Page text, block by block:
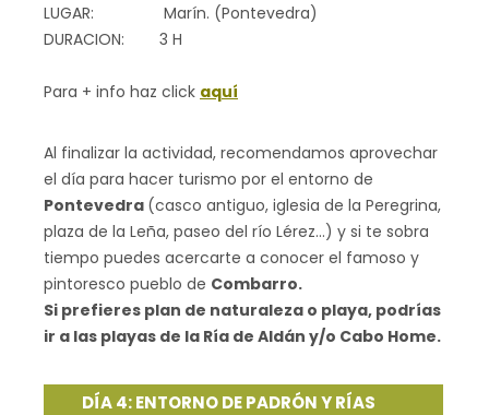
LUGAR: Marín. (Pontevedra)
DURACION: 3 H
Para + info haz click aquí
Al finalizar la actividad, recomendamos aprovechar
el día para hacer turismo por el entorno de
Pontevedra (casco antiguo, iglesia de la Peregrina,
plaza de la Leña, paseo del río Lérez…) y si te sobra
tiempo puedes acercarte a conocer el famoso y
pintoresco pueblo de Combarro.
Si prefieres plan de naturaleza o playa, podrías
ir a las playas de la Ría de Aldán y/o Cabo Home.
DÍA 4: ENTORNO DE PADRÓN Y RÍAS